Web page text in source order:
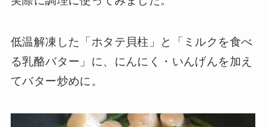
低温解凍した「ホタテ貝柱」と「ミルクを食べ
る乳酪バター」に、にんにく・いんげんを加え
てバター炒めに。